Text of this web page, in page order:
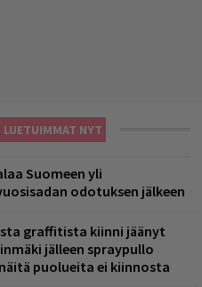
LUETUIMMAT NYT
Suomeen yli
odotuksen jälkeen
graffitista kiinni jäänyt
jälleen spraypullo
näitä puolueita ei kiinnosta